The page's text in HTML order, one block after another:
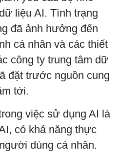
liệu AI. Tình trạng
đã ảnh hưởng đến
cá nhân và các thiết
công ty trung tâm dữ
đặt trước nguồn cung
tới.
việc sử dụng AI là
có khả năng thực
dùng cá nhân.